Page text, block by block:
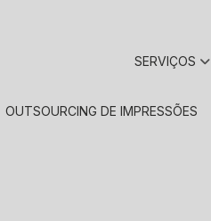
SERVIÇOS
OUTSOURCING DE IMPRESSÕES